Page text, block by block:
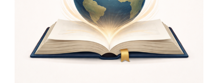
Themabekendmaking Jonge Balie
Congres 2026
Nieuws